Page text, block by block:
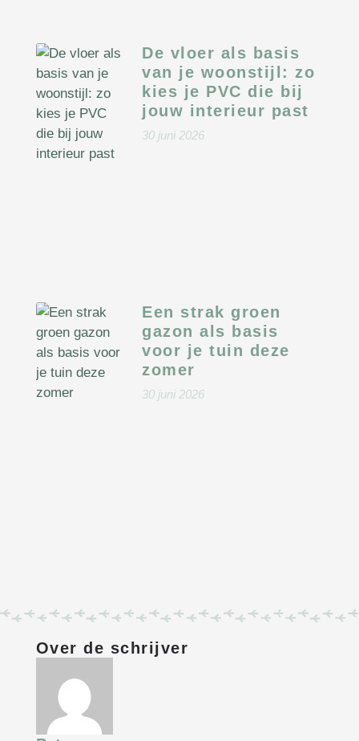
De vloer als basis
van je woonstijl: zo
kies je PVC die bij
jouw interieur past
30 juni 2026
Een strak groen
gazon als basis
voor je tuin deze
zomer
30 juni 2026
Over de schrijver